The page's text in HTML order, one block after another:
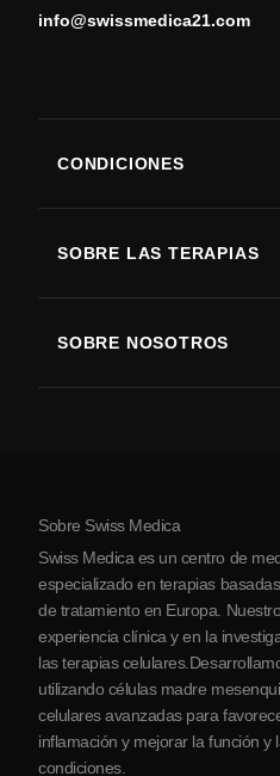
info@swissmedica21.com
CONDICIONES
Enfermedad de Parkinson
Artritis
SOBRE LAS TERAPIAS
SOBRE NOSOTROS
Sobre Serbia
Colaboraciones
Sobre Swiss Medica
Swiss Medica es un centro de
especializado en terapias
de tratamiento en Europa.
experiencia clínica y en la
las terapias
utilizando células madre
celulares avanzadas para
inflamación y mejorar la función y
condiciones.